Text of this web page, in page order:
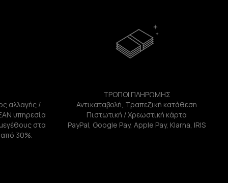
αλλαγής /
υπηρεσία
στα
30%.
ΤΡΟΠΟΙ ΠΛΗΡΩΜΗΣ
Αντικαταβολή, Τραπεζική κατάθεση
Πιστωτική / Χρεωστική κάρτα
PayPal, Google Pay, Apple Pay, Klarna, IRIS